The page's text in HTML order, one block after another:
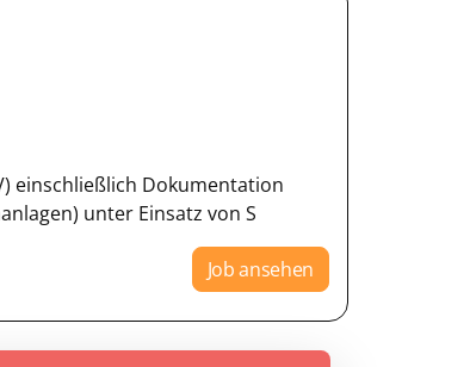
einschließlich Dokumentation
unter Einsatz von S
Job ansehen